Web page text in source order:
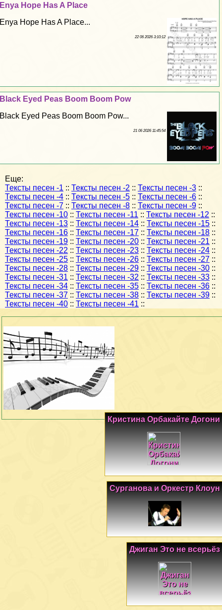
Enya Hope Has A Place
Enya Hope Has A Place...
22 06 2026 3:10:12
Black Eyed Peas Boom Boom Pow
Black Eyed Peas Boom Boom Pow...
21 06 2026 11:45:54
Еще:
Тексты песен -1 :: Тексты песен -2 :: Тексты песен -3 ::
Тексты песен -4 :: Тексты песен -5 :: Тексты песен -6 ::
Тексты песен -7 :: Тексты песен -8 :: Тексты песен -9 ::
Тексты песен -10 :: Тексты песен -11 :: Тексты песен -12 ::
Тексты песен -13 :: Тексты песен -14 :: Тексты песен -15 ::
Тексты песен -16 :: Тексты песен -17 :: Тексты песен -18 ::
Тексты песен -19 :: Тексты песен -20 :: Тексты песен -21 ::
Тексты песен -22 :: Тексты песен -23 :: Тексты песен -24 ::
Тексты песен -25 :: Тексты песен -26 :: Тексты песен -27 ::
Тексты песен -28 :: Тексты песен -29 :: Тексты песен -30 ::
Тексты песен -31 :: Тексты песен -32 :: Тексты песен -33 ::
Тексты песен -34 :: Тексты песен -35 :: Тексты песен -36 ::
Тексты песен -37 :: Тексты песен -38 :: Тексты песен -39 ::
Тексты песен -40 :: Тексты песен -41 ::
Кристина Орбакайте Догони
Сурганова и Оркестр Клоун
Джиган Это не всерьёз